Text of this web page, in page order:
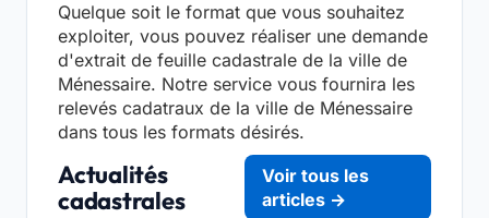
Quelque soit le format que vous souhaitez
exploiter, vous pouvez réaliser une demande
d'extrait de feuille cadastrale de la ville de
Ménessaire. Notre service vous fournira les
relevés cadatraux de la ville de Ménessaire
dans tous les formats désirés.
Actualités
cadastrales
Voir tous les
articles →